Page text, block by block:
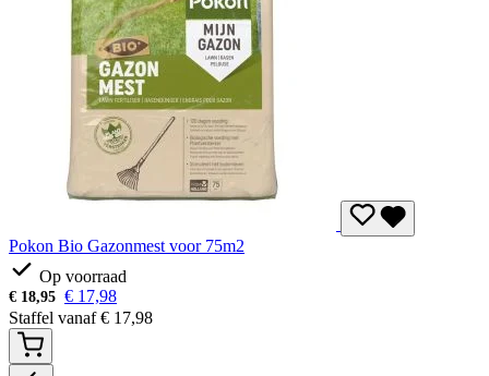
Pokon Bio Gazonmest voor 75m2
Op voorraad
€ 18,95 € 17,98
Staffel vanaf€ 17,98